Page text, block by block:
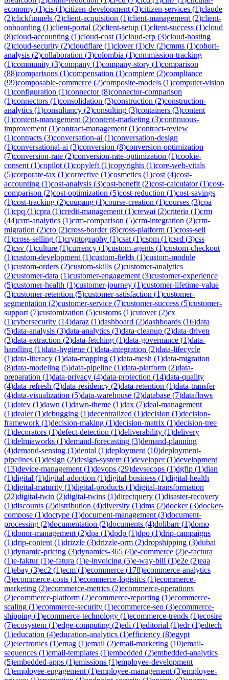
economy (1)cis (1)citizen-development (3)citizen-services (1)claude
(2)clickfunnels (2)client-acquisition (1)client-management (2)client-
onboarding (1)client-portal (2)client-setup (1)client-success (1)cloud
(8)cloud-accounting (1)cloud-cost (1)cloud-erp (3)cloud-hosting
(2)cloud-security (2)cloudflare (1)clover(1)clv (2)cmms (1)cohort-
analysis (2)collaboration (3)colombia (1)commission-tracking
(1)community (3)company (1)company-story (1)comparison
(88)comparisons (1)compensation (1)compiere (2)compliance
(99)composable-commerce (2)composite-models (1)computer-vision
(1)configuration (1)connector(8)connector-comparison
(1)connectors (1)consolidation (3)construction (2)construction-
analytics (1)consultancy (2)consulting (3)containers (3)content
(1)content-management (2)content-marketing (3)continuous-
improvement (1)contract-management (1)contract-review
(1)contracts (3)conversation-ai (1)conversation-design
(1)conversational-ai (3)conversion (8)conversion-optimization
(7)conversion-rate (2)conversion-rate-optimization (1)cookie-
consent (1)copilot (1)copyleft (1)copyrights (1)core-web-vitals
(5)corporate-tax (1)corrective (1)cosmetics (1)cost (4)cost-
accounting (1)cost-analysis (3)cost-benefit (2)cost-calculator(1)cost-
comparison (2)cost-optimization (5)cost-reduction (1)cost-savings
(1)cost-tracking (2)coupang (1)course-creation (1)courses (3)cpa
(1)cpq (1)cpra (1)credit-management (1)crewai (2)criteria (1)crm
(44)crm-analytics (1)crm-comparison (5)crm-integration (2)crm-
migration (2)cro (2)cross-border(8)cross-platform (1)cross-sell
(1)cross-selling (1)cryptography (1)csat (1)cspm (1)csrd (3)css
(2)csv (1)culture (1)currency (1)custom-agents (1)custom-checkout
(1)custom-development (1)custom-fields (1)custom-module
(1)custom-orders (2)custom-skills (2)customer-analytics
(2)customer-data (1)customer-engagement (3)customer-experience
(5)customer-health (1)customer-journey (1)customer-lifetime-value
(3)customer-retention (5)customer-satisfaction (1)customer-
segmentation (2)customer-service (7)customer-success (5)customer-
support (7)customization (5)customs (1)cutover(2)cx
(1)cybersecurity (14)daraz (1)dashboard (2)dashboards (16)data
(5)data-analysis (3)data-analytics (3)data-cleanup (2)data-driven
(3)data-extraction (2)data-fetching (1)data-governance (1)data-
handling (1)data-hygiene (1)data-integration (2)data-lifecycle
(1)data-literacy (1)data-mapping (1)data-mesh (1)data-migration
(8)data-modeling (5)data-pipeline (1)data-platform (2)data-
preparation (1)data-privacy (4)data-protection (14)data-quality
(4)data-refresh (2)data-residency (2)data-retention (1)data-transfer
(4)data-visualization (5)data-warehouse (2)database (7)dataflows
(1)datev (1)dawn (1)dawn-theme (1)dax (7)deal-management
(1)dealer(1)debugging (1)decentralized (1)decision (1)decision-
framework (1)decision-making (1)decision-matrix (1)decision-tree
(1)decorators (1)defect-detection (1)deliverability (1)delivery
(1)delmiaworks (1)demand-forecasting (3)demand-planning
(4)demand-sensing (1)dental (1)deployment (10)deployment-
pipelines (1)design (2)design-system (1)developer(1)development
(13)device-management (1)devops (29)devsecops (1)dgfip (1)dian
(1)digital (1)digital-adoption (1)digital-business (1)digital-health
(1)digital-maturity (1)digital-products (1)digital-transformation
(22)digital-twin (2)digital-twins (1)directquery (1)disaster-recovery
(1)discounts (2)distribution (4)diversity (1)dms (2)docker(3)docker-
compose (1)doctype (1)document-management (3)document-
processing (2)documentation (2)documents (4)dolibarr(1)domo
(1)donor-management (2)dpa (1)dpdp (1)dpo (1)drip-campaigns
(1)drip-content (1)drizzle (3)drizzle-orm (2)dropshipping (3)dubai
(1)dynamic-pricing (3)dynamics-365 (4)e-commerce (2)e-factura
(1)e-faktur(1)e-fatura (1)e-invoicing (5)e-way-bill (1)e2e (2)eaa
(1)ebay (3)ec2 (1)ecm (1)ecommerce (178)ecommerce-analytics
(3)ecommerce-costs (1)ecommerce-logistics (1)ecommerce-
marketing (2)ecommerce-metrics (2)ecommerce-operations
(2)ecommerce-platform (2)ecommerce-reporting (1)ecommerce-
scaling (1)ecommerce-security (1)ecommerce-seo (3)ecommerce-
shipping (1)ecommerce-technology (1)ecommerce-trends (1)ecosire
(7)ecosystem (1)edge-computing (2)edi (1)editorial (1)edr(1)edtech
(1)education (4)education-analytics (1)efficiency (8)egypt
(2)electronics (1)emag (1)email (2)email-marketing (10)email-
sequences (1)email-templates (1)embedded (2)embedded-analytics
(5)embedded-apps (1)emissions (1)employee-development
(1)employee-engagement (1)employee-management (3)employee-